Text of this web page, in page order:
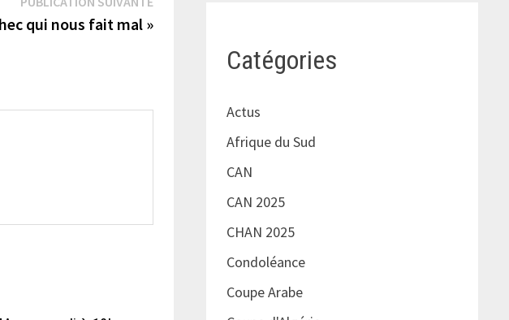
suivante :
qui nous fait mal »
Catégories
Actus
Afrique du Sud
CAN
CAN 2025
CHAN 2025
Condoléance
Coupe Arabe